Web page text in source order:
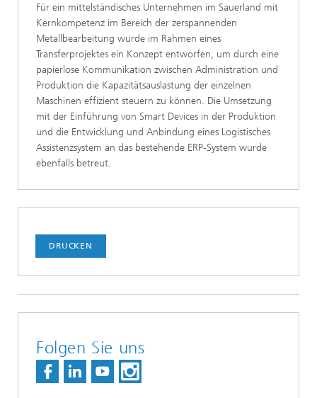
Für ein mittelständisches Unternehmen im Sauerland mit
Kernkompetenz im Bereich der zerspannenden
Metallbearbeitung wurde im Rahmen eines
Transferprojektes ein Konzept entworfen, um durch eine
papierlose Kommunikation zwischen Administration und
Produktion die Kapazitätsauslastung der einzelnen
Maschinen effizient steuern zu können. Die Umsetzung
mit der Einführung von Smart Devices in der Produktion
und die Entwicklung und Anbindung eines Logistisches
Assistenzsystem an das bestehende ERP-System wurde
ebenfalls betreut.
DRUCKEN
Folgen Sie uns